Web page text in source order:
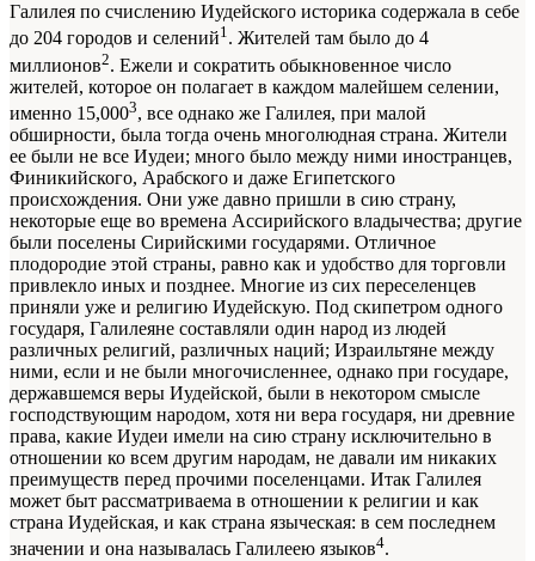
Галилея по счислению Иудейского историка содержала в себе
до 204 городов и селений1. Жителей там было до 4
миллионов2. Ежели и сократить обыкновенное число
жителей, которое он полагает в каждом малейшем селении,
именно 15,0003, все однако же Галилея, при малой
обширности, была тогда очень многолюдная страна. Жители
ее были не все Иудеи; много было между ними иностранцев,
Финикийского, Арабского и даже Египетского
происхождения. Они уже давно пришли в сию страну,
некоторые еще во времена Ассирийского владычества; другие
были поселены Сирийскими государями. Отличное
плодородие этой страны, равно как и удобство для торговли
привлекло иных и позднее. Многие из сих переселенцев
приняли уже и религию Иудейскую. Под скипетром одного
государя, Галилеяне составляли один народ из людей
различных религий, различных наций; Израильтяне между
ними, если и не были многочисленнее, однако при государе,
державшемся веры Иудейской, были в некотором смысле
господствующим народом, хотя ни вера государя, ни древние
права, какие Иудеи имели на сию страну исключительно в
отношении ко всем другим народам, не давали им никаких
преимуществ перед прочими поселенцами. Итак Галилея
может быт рассматриваема в отношении к религии и как
страна Иудейская, и как страна языческая: в сем последнем
значении и она называлась Галилеею языков4.